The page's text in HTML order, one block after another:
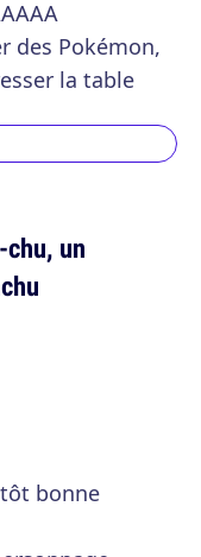
des Pokémon,
la table
un
bonne